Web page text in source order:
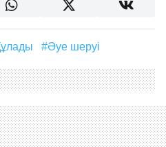
#құлады #әуе шеруі